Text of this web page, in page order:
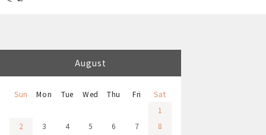
August
Sun Mon Tue Wed Thu Fri
Sat
1
2
3 4 5 6 7
8